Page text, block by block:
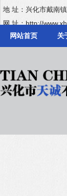
地 址：兴化市戴南
网 址：http://
网站首页 关